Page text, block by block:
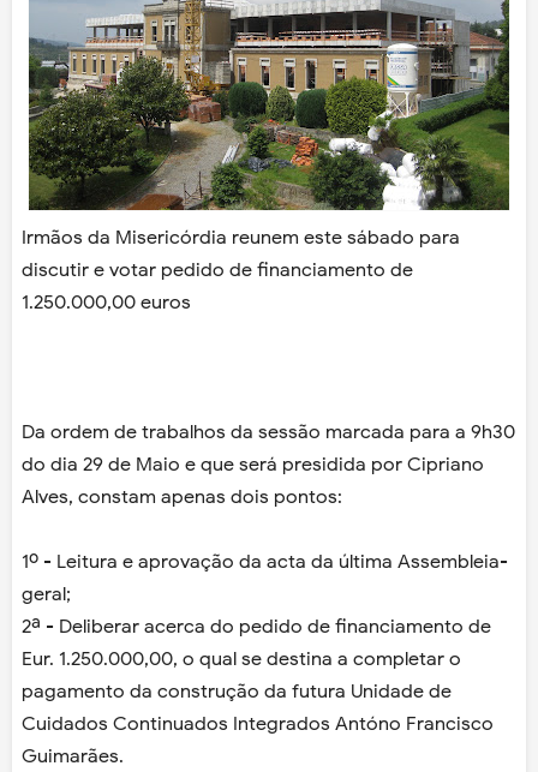
Irmãos da Misericórdia reunem este sábado para
discutir e votar pedido de financiamento de
1.250.000,00 euros
Da ordem de trabalhos da sessão marcada para a 9h30
do dia 29 de Maio e que será presidida por Cipriano
Alves, constam apenas dois pontos:
1º - Leitura e aprovação da acta da última Assembleia-
geral;
2ª - Deliberar acerca do pedido de financiamento de
Eur. 1.250.000,00, o qual se destina a completar o
pagamento da construção da futura Unidade de
Cuidados Continuados Integrados Antóno Francisco
Guimarães.